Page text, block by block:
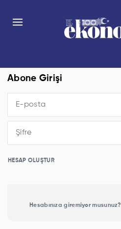
Abone Girişi
HESAP OLUŞTUR
Hesabınıza giremiyor musunuz?